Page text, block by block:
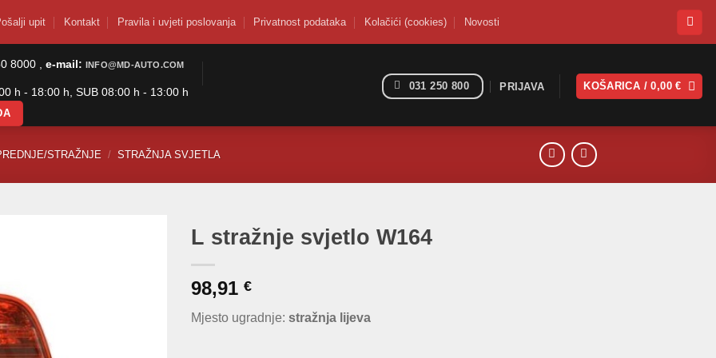
upit Kontakt Pravila i uvjeti poslovanja Privatnost podataka Kolačići (cookies) Novosti
8000 , e-mail: INFO@MD-AUTO.COM
h - 18:00 h, SUB 08:00 h - 13:00 h
031 250 800 PRIJAVA KOŠARICA /0,00€
STRAŽNJE / STRAŽNJA SVJETLA
L stražnje svjetlo W164
98,91 €
Mjesto ugradnje: stražnja lijeva